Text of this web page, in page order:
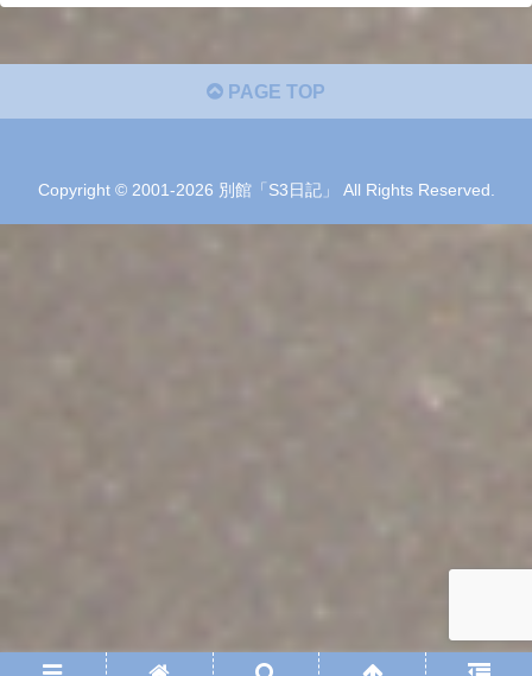
PAGE TOP
Copyright © 2001-2026 別館「S3日記」 All Rights Reserved.